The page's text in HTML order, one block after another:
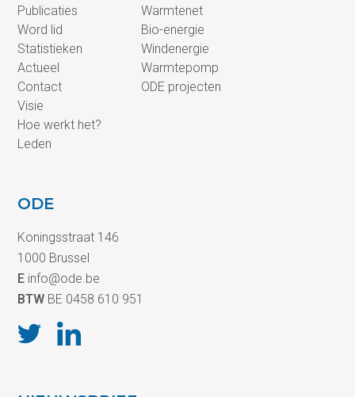
Publicaties
Word lid
Statistieken
Actueel
Contact
Visie
Hoe werkt het?
Leden
Warmtenet
Bio-energie
Windenergie
Warmtepomp
ODE projecten
ODE
Koningsstraat 146
1000 Brussel
E info@ode.be
BTW BE 0458 610 951